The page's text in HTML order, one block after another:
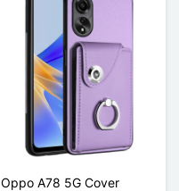
Oppo A78 5G Cover